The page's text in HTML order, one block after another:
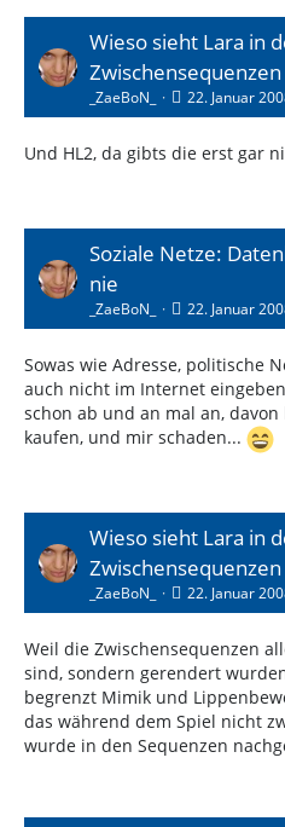
Wieso sieht Lara in
_ZaeBoN_ 22. Januar
Und HL2, da gibts die erst gar
Soziale Netze:
nie
_ZaeBoN_ 22. Januar
Sowas wie Adresse, politische
auch nicht im Internet
schon ab und an mal an,
kaufen, und mir schaden...
Wieso sieht Lara in
_ZaeBoN_ 22. Januar
Weil die Zwischensequenzen
sind, sondern gerendert
begrenzt Mimik und
das während dem Spiel nicht
wurde in den Sequenzen